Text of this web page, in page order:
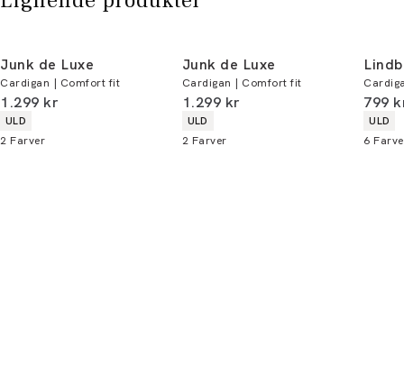
Du kan indløse din bonus 365 dage om året i
alle butikker og online.
Email:
sales@pwtbrands.com
Junk de Luxe
Cardigan | Comfort fit
I alt (inkl. rabat)
1.299 kr
Produkt egenskaber
ULD
2 Farver
Junk de Luxe
Cardigan | Comfort fit
I alt (inkl. rabat)
1.299 kr
Produkt egenskaber
ULD
2 Farver
I alt
799
ULD
6